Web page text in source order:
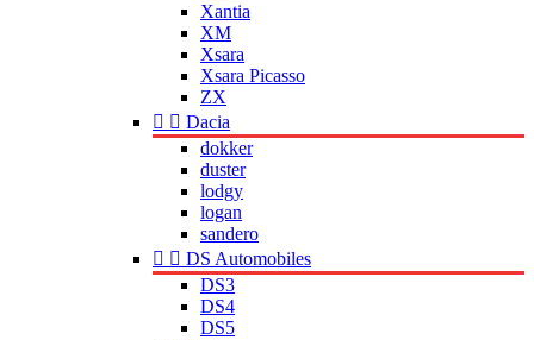
Xantia
XM
Xsara
Xsara Picasso
ZX
  Dacia
dokker
duster
lodgy
logan
sandero
  DS Automobiles
DS3
DS4
DS5